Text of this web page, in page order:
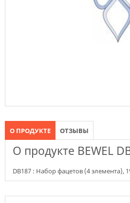
О ПРОДУКТЕ ОТЗЫВЫ
О продукте BEWEL
DB187 : Набор фацетов (4 элемента),